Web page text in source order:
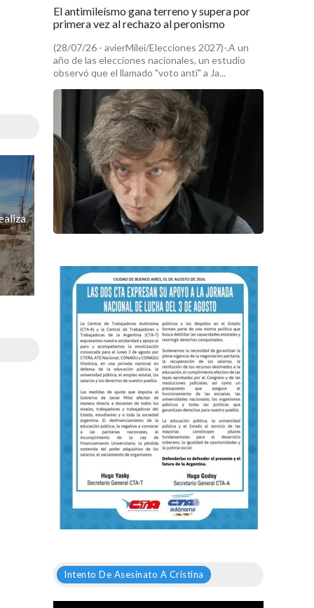
El antimileísmo gana terreno y supera por
primera vez al rechazo al peronismo
(28/07/26 - avierMilei/Elecciones 2027)-.A un
año de las elecciones nacionales, un estudio
observó que el llamado "voto anti" a Ja...
Intento De Asesinato A Cristina